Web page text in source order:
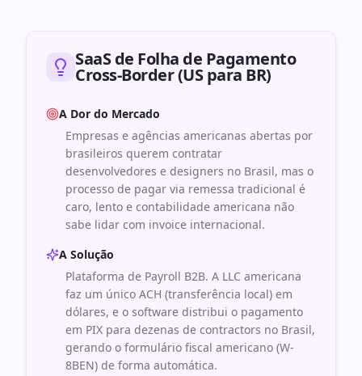
SaaS de Folha de Pagamento
Cross-Border (US para BR)
A Dor do Mercado
Empresas e agências americanas abertas por
brasileiros querem contratar
desenvolvedores e designers no Brasil, mas o
processo de pagar via remessa tradicional é
caro, lento e contabilidade americana não
sabe lidar com invoice internacional.
A Solução
Plataforma de Payroll B2B. A LLC americana
faz um único ACH (transferência local) em
dólares, e o software distribui o pagamento
em PIX para dezenas de contractors no Brasil,
gerando o formulário fiscal americano (W-
8BEN) de forma automática.